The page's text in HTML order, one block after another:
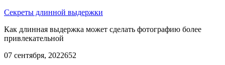
Секреты длинной выдержки
Как длинная выдержка может сделать фотографию более
привлекательной
07 сентября, 2022652